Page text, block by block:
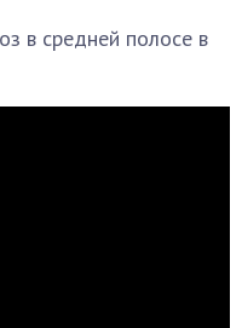
в средней полосе в